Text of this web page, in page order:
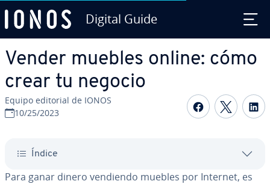
Digital Guide
Vender muebles online: cómo
crear tu negocio
Equipo editorial de IONOS
10/25/2023
Compartir
Índice
Para ganar dinero vendiendo muebles por Internet, es